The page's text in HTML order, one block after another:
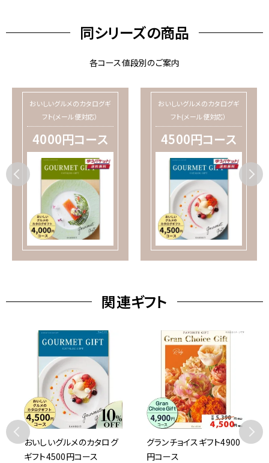
同シリーズの商品
各コース値段別のご案内
おいしいグルメのカタログギ
フト(メール便対応）
4000円コース
おいしいグルメのカタログギ
フト(メール便対応）
4500円コース
関連ギフト
おいしいグルメのカタログ
ギフト4500円コース
グランチョイスギフト4900
円コース